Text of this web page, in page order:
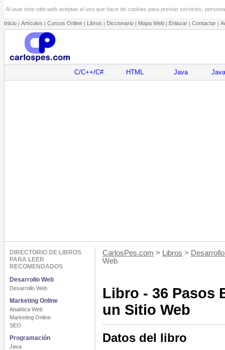
Al usar este sitio web aceptas el uso que hace de cookies para prestar servicios,
Inicio | Artículos | Cursos Online | Libros | Diccionario | Mapa Web | Enlazar | Contactar |
C/C++/C# HTML Java
DIRECTORIO DE LIBROS
PARA LEER
RECOMENDADOS
Desarrollo Web
Desarrollo Web
Marketing Online
Analítica Web
Marketing Online
SEO
Programación
Java
CarlosPes.com > Libros >
Web
Libro - 36 Pasos
un Sitio Web
Datos del libro